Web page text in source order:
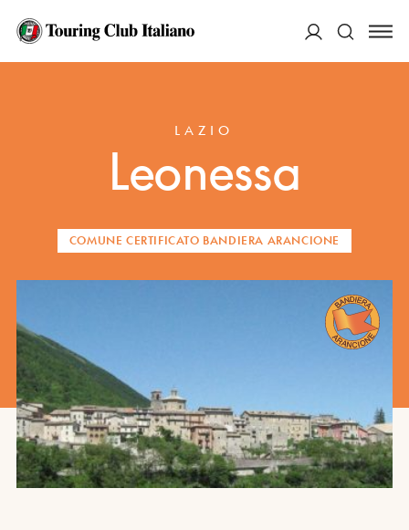
HOME
LAZIO
Leonessa
COMUNE CERTIFICATO BANDIERA ARANCIONE